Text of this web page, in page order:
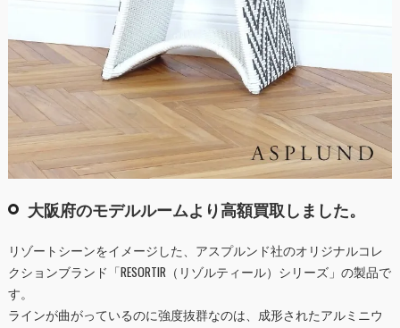
大阪府のモデルルームより高額買取しました。
リゾートシーンをイメージした、アスプルンド社のオリジナルコレ
クションブランド「RESORTIR（リゾルティール）シリーズ」の製品で
す。
ラインが曲がっているのに強度抜群なのは、成形されたアルミニウ